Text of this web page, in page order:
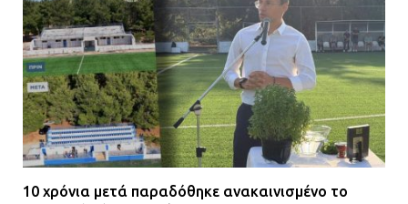
10 χρόνια μετά παραδόθηκε ανακαινισμένο το